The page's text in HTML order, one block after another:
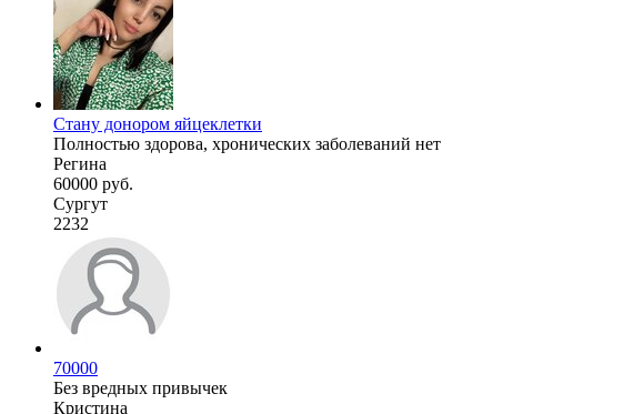
Стану донором яйцеклетки
Полностью здорова, хронических заболеваний нет
Регина
60000 руб.
Сургут
2232
70000
Без вредных привычек
Кристина